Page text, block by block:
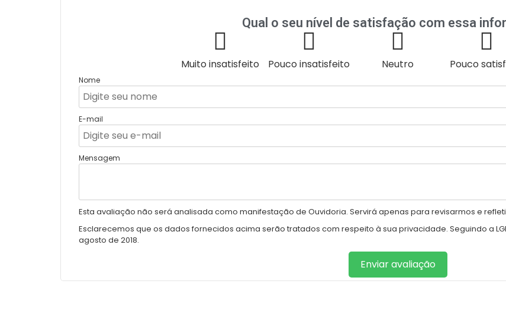
Qual o seu nível de satisfação com essa
Muito insatisfeito Pouco insatisfeito Neutro Pouco
Nome
E-mail
Mensagem
Esta avaliação não será analisada como manifestação de Ouvidoria. Servirá apenas para revisarmos e
Esclarecemos que os dados fornecidos acima serão tratados com respeito à sua privacidade. Seguindo a
agosto de 2018.
Enviar avaliação